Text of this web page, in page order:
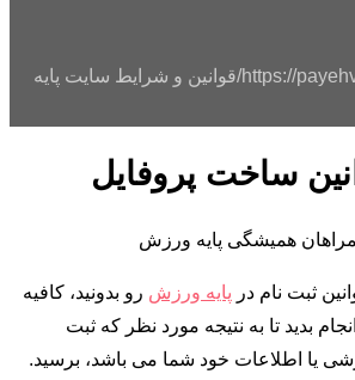
https:// قوانین و شرایط سایت پایه
ساخت پروفایل
همیشگی پایه ورزش
ثبت نام در پایه ورزش رو بدونید، کافیه
بدید تا به نتیجه مورد نظر که ثبت
یا اطلاعات خود شما می باشد، برسید.